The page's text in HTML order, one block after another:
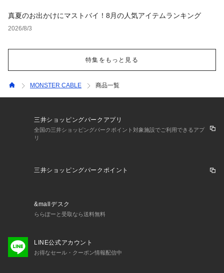
真夏のお出かけにマストバイ！8月の人気アイテムランキング
2026/8/3
特集をもっと見る
MONSTER CABLE 商品一覧
三井ショッピングパークアプリ
全国の三井ショッピングパークポイント対象施設でご利用できるアプ
リ
三井ショッピングパークポイント
&mallデスク
ららぽーと受取なら送料無料
LINE公式アカウント
お得なセール・クーポン情報配信中